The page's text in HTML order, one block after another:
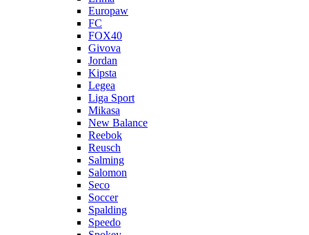
Europaw
FC
FOX40
Givova
Jordan
Kipsta
Legea
Liga Sport
Mikasa
New Balance
Reebok
Reusch
Salming
Salomon
Seco
Soccer
Spalding
Speedo